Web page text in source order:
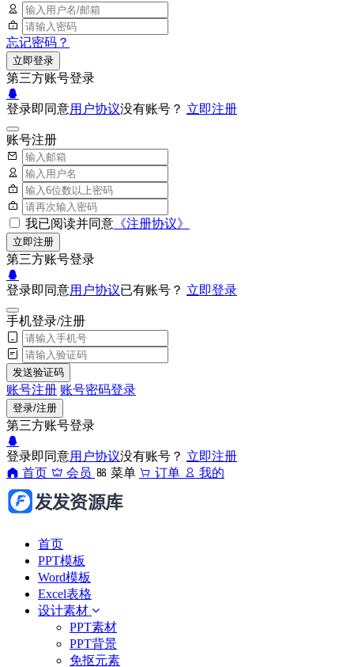
忘记密码？
立即登录
第三方账号登录
登录即同意用户协议没有账号？ 立即注册
账号注册
我已阅读并同意 《注册协议》
立即注册
第三方账号登录
登录即同意用户协议已有账号？ 立即登录
手机登录/注册
发送验证码
账号注册 账号密码登录
登录/注册
第三方账号登录
登录即同意用户协议没有账号？ 立即注册
首页
会员 菜单 订单 我的
首页
PPT模板
Word模板
Excel表格
设计素材
PPT素材
PPT背景
免抠元素